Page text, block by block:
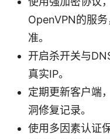
OpenVPN的服
准。
开启杀开关与
真实IP。
定期更新客户端
洞修复记录。
使用多因素认证